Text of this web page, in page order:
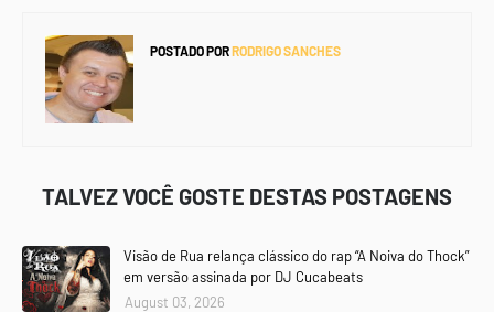
POSTADO PORRODRIGO SANCHES
TALVEZ VOCÊ GOSTE DESTAS POSTAGENS
Visão de Rua relança clássico do rap “A Noiva do Thock”
em versão assinada por DJ Cucabeats
August 03, 2026